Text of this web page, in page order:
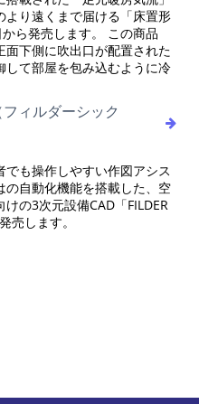
より遠くまで届ける「床置形
ら発売します。 この商品
下側に吹出口が配置された
て部屋を包み込むように冷
フィルダーシック
も操作しやすい作図アシス
の自動化機能を搭載した、空
の3次元設備CAD「FILDER
売します。